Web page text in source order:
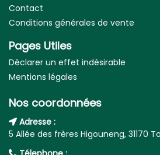
Contact
Conditions générales de vente
Pages Utiles
Déclarer un effet indésirable
Mentions légales
Nos coordonnées
Adresse :
5 Allée des frères Higouneng, 31170